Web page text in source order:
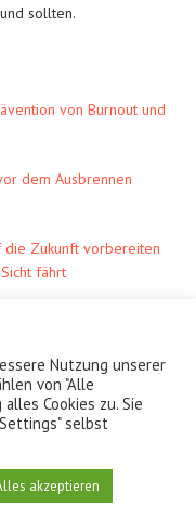
sollten.
von Burnout und
dem Ausbrennen
die Zukunft vorbereiten
fährt
2026
Nutzung unserer
von "Alle
Cookies zu. Sie
selbst
akzeptieren